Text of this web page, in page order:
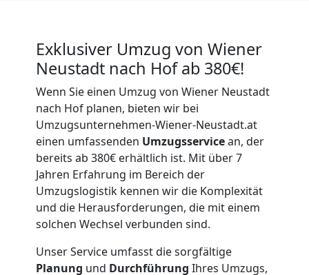
Exklusiver Umzug von Wiener
Neustadt nach Hof ab 380€!
Wenn Sie einen Umzug von Wiener Neustadt
nach Hof planen, bieten wir bei
Umzugsunternehmen-Wiener-Neustadt.at
einen umfassenden Umzugsservicean, der
bereits ab 380€ erhältlich ist. Mit über 7
Jahren Erfahrung im Bereich der
Umzugslogistik kennen wir die Komplexität
und die Herausforderungen, die mit einem
solchen Wechsel verbunden sind.
Unser Service umfasst die sorgfältige
Planung und Durchführung Ihres Umzugs,